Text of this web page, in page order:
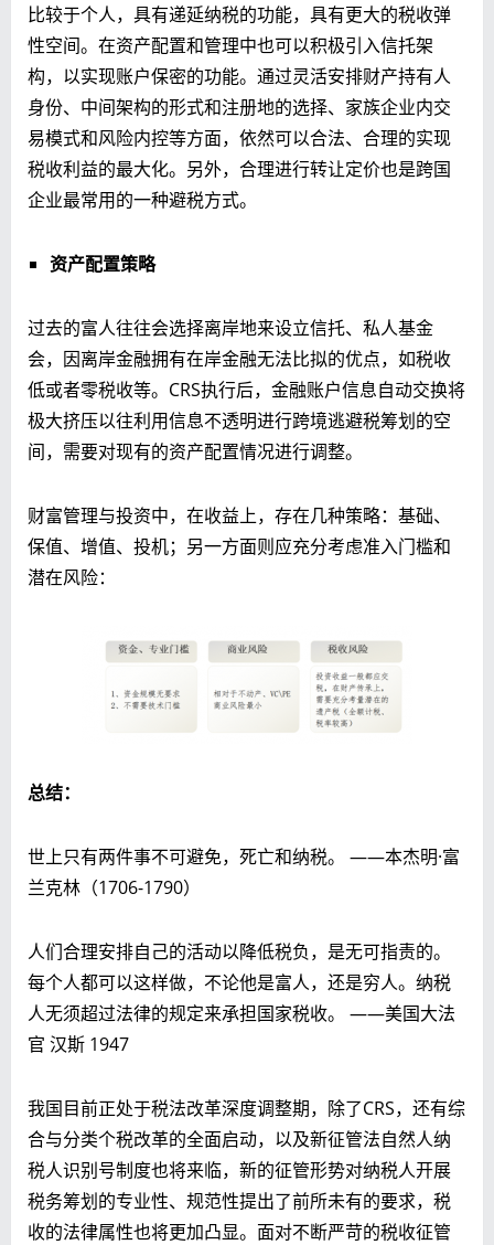
比较于个人，具有递延纳税的功能，具有更大的税收弹
性空间。在资产配置和管理中也可以积极引入信托架
构，以实现账户保密的功能。通过灵活安排财产持有人
身份、中间架构的形式和注册地的选择、家族企业内交
易模式和风险内控等方面，依然可以合法、合理的实现
税收利益的最大化。另外，合理进行转让定价也是跨国
企业最常用的一种避税方式。
资产配置策略
过去的富人往往会选择离岸地来设立信托、私人基金
会，因离岸金融拥有在岸金融无法比拟的优点，如税收
低或者零税收等。CRS执行后，金融账户信息自动交换将
极大挤压以往利用信息不透明进行跨境逃避税筹划的空
间，需要对现有的资产配置情况进行调整。
财富管理与投资中，在收益上，存在几种策略：基础、
保值、增值、投机；另一方面则应充分考虑准入门槛和
潜在风险：
总结：
世上只有两件事不可避免，死亡和纳税。 ——本杰明·富
兰克林（1706-1790）
人们合理安排自己的活动以降低税负，是无可指责的。
每个人都可以这样做，不论他是富人，还是穷人。纳税
人无须超过法律的规定来承担国家税收。 ——美国大法
官 汉斯 1947
我国目前正处于税法改革深度调整期，除了CRS，还有综
合与分类个税改革的全面启动，以及新征管法自然人纳
税人识别号制度也将来临，新的征管形势对纳税人开展
税务筹划的专业性、规范性提出了前所未有的要求，税
收的法律属性也将更加凸显。面对不断严苛的税收征管